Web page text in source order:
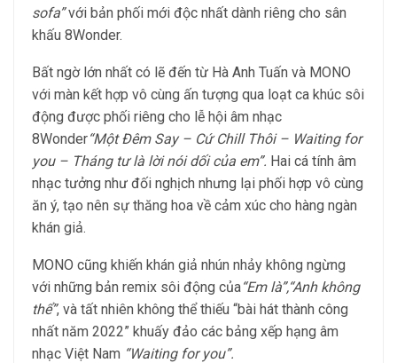
sofa”với bản phối mới độc nhất dành riêng cho sân
khấu 8Wonder.
Bất ngờ lớn nhất có lẽ đến từ Hà Anh Tuấn và MONO
với màn kết hợp vô cùng ấn tượng qua loạt ca khúc sôi
động được phối riêng cho lễ hội âm nhạc
8Wonder“Một Đêm Say – Cứ Chill Thôi – Waiting for
you – Tháng tư là lời nói dối của em”. Hai cá tính âm
nhạc tưởng như đối nghịch nhưng lại phối hợp vô cùng
ăn ý, tạo nên sự thăng hoa về cảm xúc cho hàng ngàn
khán giả.
MONO cũng khiến khán giả nhún nhảy không ngừng
với những bản remix sôi động của“Em là”,“Anh không
thể”, và tất nhiên không thể thiếu “bài hát thành công
nhất năm 2022” khuấy đảo các bảng xếp hạng âm
nhạc Việt Nam “Waiting for you”.